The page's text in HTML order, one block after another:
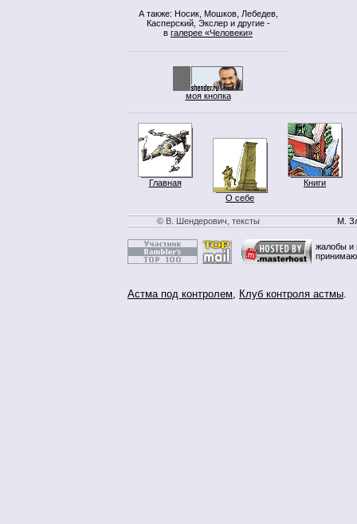
А также: Носик, Мошков, Лебедев,
Касперский, Экслер и другие -
в галерее «Человеки»
моя кнопка
Главная
О себе
Книги
© В. Шендерович, тексты М.
жалобы и
Астма под контролем, Клуб контроля астмы.